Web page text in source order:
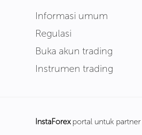
Informasi umum
Regulasi
Buka akun trading
Instrumen trading
InstaForexportal untuk